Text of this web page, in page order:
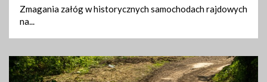
Zmagania załóg w historycznych samochodach rajdowych
na...